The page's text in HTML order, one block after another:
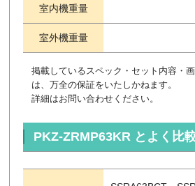
室内機重量
室外機重量
掲載しているスペック・セット内容・
は、万全の保証をいたしかねます。
詳細はお問い合わせください。
PKZ-ZRMP63KR とよく比